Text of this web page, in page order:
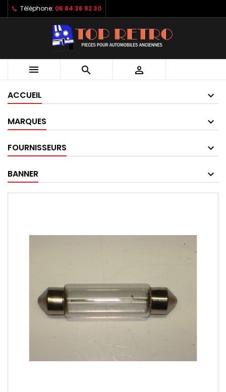
Téléphone: 06 84 36 82 30
  
ACCUEIL
MARQUES
FOURNISSEURS
BANNER